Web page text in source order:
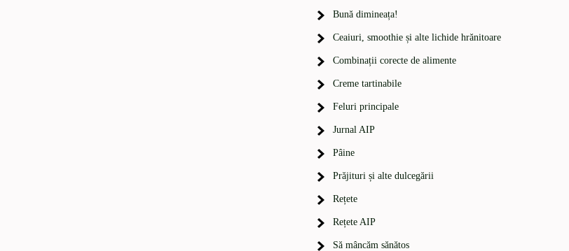
Bună dimineața!
Ceaiuri, smoothie și alte lichide hrănitoare
Combinații corecte de alimente
Creme tartinabile
Feluri principale
Jurnal AIP
Pâine
Prăjituri și alte dulcegării
Rețete
Rețete AIP
Să mâncăm sănătos